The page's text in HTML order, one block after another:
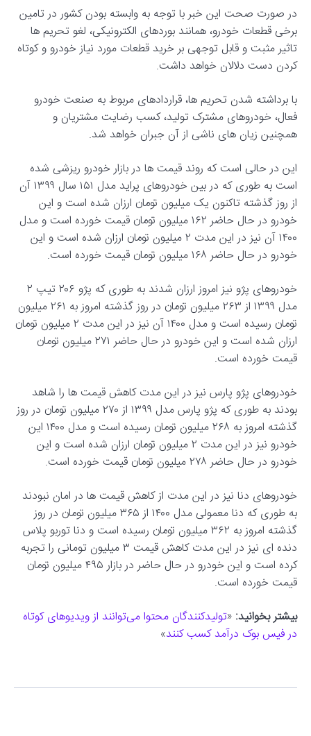
در صورت صحت این خبر با توجه به وابسته بودن کشور در تامین
برخی قطعات خودرو، همانند بوردهای الکترونیکی، لغو تحریم ها
تاثیر مثبت و قابل توجهی بر خرید قطعات مورد نیاز خودرو و کوتاه
کردن دست دلالان خواهد داشت.
با برداشته شدن تحریم ها، قراردادهای مربوط به صنعت خودرو
فعال، خودروهای مشترک تولید، کسب رضایت مشتریان و
همچنین زیان های ناشی از آن جبران خواهد شد.
این در حالی است که روند قیمت ها در بازار خودرو ریزشی شده
است به طوری که در بین خودروهای پراید مدل ۱۵۱ سال ۱۳۹۹ آن
از روز گذشته تاکنون یک میلیون تومان ارزان شده است و این
خودرو در حال حاضر ۱۶۲ میلیون تومان قیمت خورده است و مدل
۱۴۰۰ آن نیز در این مدت ۲ میلیون تومان ارزان شده است و این
خودرو در حال حاضر ۱۶۸ میلیون تومان قیمت خورده است.
خودروهای پژو نیز امروز ارزان شدند به طوری که پژو ۲۰۶ تیپ ۲
مدل ۱۳۹۹ از ۲۶۳ میلیون تومان در روز گذشته امروز به ۲۶۱ میلیون
تومان رسیده است و مدل ۱۴۰۰ آن نیز در این مدت ۲ میلیون تومان
ارزان شده است و این خودرو در حال حاضر ۲۷۱ میلیون تومان
قیمت خورده است.
خودروهای پژو پارس نیز در این مدت کاهش قیمت ها را شاهد
بودند به طوری که پژو پارس مدل ۱۳۹۹ از ۲۷۰ میلیون تومان در روز
گذشته امروز به ۲۶۸ میلیون تومان رسیده است و مدل ۱۴۰۰ این
خودرو نیز در این مدت ۲ میلیون تومان ارزان شده است و این
خودرو در حال حاضر ۲۷۸ میلیون تومان قیمت خورده است.
خودروهای دنا نیز در این مدت از کاهش قیمت ها در امان نبودند
به طوری که دنا معمولی مدل ۱۴۰۰ از ۳۶۵ میلیون تومان در روز
گذشته امروز به ۳۶۲ میلیون تومان رسیده است و دنا توربو پلاس
دنده ای نیز در این مدت کاهش قیمت ۳ میلیون تومانی را تجربه
کرده است و این خودرو در حال حاضر در بازار ۴۹۵ میلیون تومان
قیمت خورده است.
بیشتر بخوانید: «تولیدکنندگان محتوا می‌توانند از ویدیوهای کوتاه
در فیس بوک درآمد کسب کنند»